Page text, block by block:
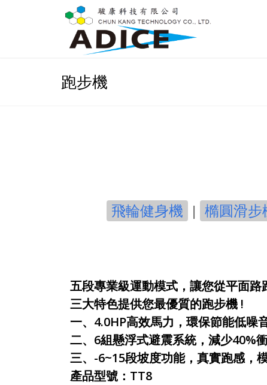
跑步機
飛輪健身機 | 橢圓滑步
五段專業級運動模式，讓您從平面
三大特色提供您最優質的跑步機 !
一、4.0HP高效馬力，環保節能低噪
二、6組懸浮式避震系統，減少40%
三、-6~15段坡度功能，真實跑感，
產品型號：TT8